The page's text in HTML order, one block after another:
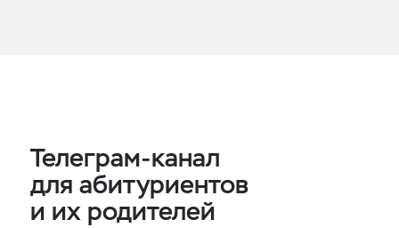
Телеграм-канал
для абитуриентов
и их родителей